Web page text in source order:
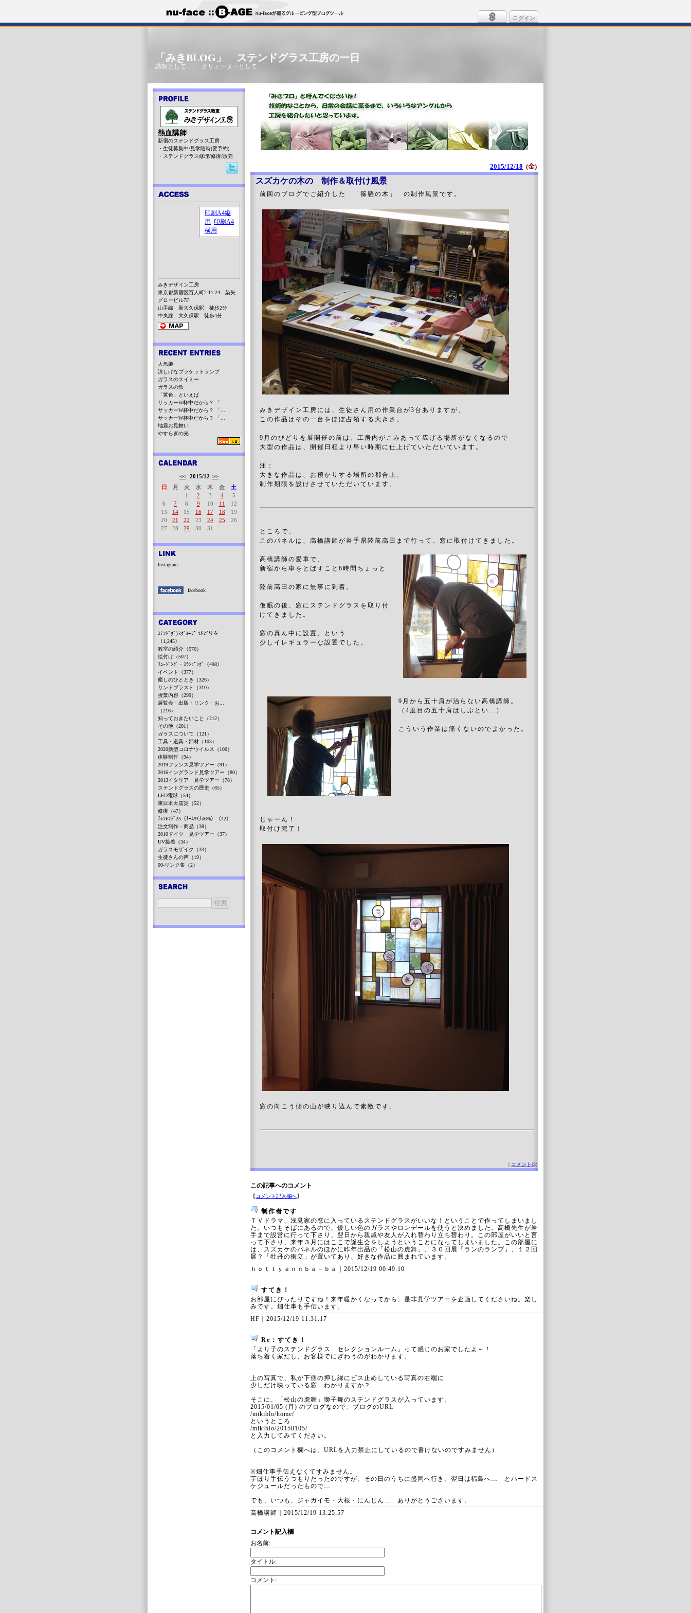
ログイン
「みきBLOG」 ステンドグラス工房の一日
講師として･･･ クリエーターとして･･･
2015/12/18 (金)
スズカケの木の 制作＆取付け風景
前回のブログでご紹介した 「篠懸の木」 の制作風景です。
みきデザイン工房には、生徒さん用の作業台が3台ありますが、
この作品はその一台をほぼ占領する大きさ。
9月のびどりを展開催の前は、工房内がこみあって広げる場所がなくなるので
大型の作品は、開催日程より早い時期に仕上げていただいています。
注：
大きな作品は、お預かりする場所の都合上、
制作期限を設けさせていただいています。
ところで、
このパネルは、高橋講師が岩手県陸前高田まで行って、窓に取付けてきました。
高橋講師の愛車で、
新宿から車をとばすこと6時間ちょっと
陸前高田の家に無事に到着。
仮眠の後、窓にステンドグラスを取り付
けてきました。
窓の真ん中に設置、という
少しイレギュラーな設置でした。
9月から五十肩が治らない高橋講師。
（4度目の五十肩はしぶとい…）
こういう作業は痛くないのでよかった。
じゃーん！
取付け完了！
窓の向こう側の山が映り込んで素敵です。
| コメント(3)
この記事へのコメント
【コメント記入欄へ】
制作者です
ＴＶドラマ、浅見家の窓に入っているステンドグラスがいいな！ということで作ってしまいまし
た。いつもそばにあるので、優しい色のガラスやロンデールを使うと決めました。高橋先生が岩
手まで設営に行って下さり、翌日から親戚や友人が入れ替わり立ち替わり。この部屋がいいと言
って下さり、来年３月にはここで誕生会をしようということになってしまいました。この部屋に
は、スズカケのパネルのほかに昨年出品の「松山の虎舞」、３０回展「ランのランプ」、１２回
展？「牡丹の衝立」が置いてあり、好きな作品に囲まれています。
ｈｏｔｔｙａｎｎｂａ－ｂａ｜ 2015/12/19 00:49:10
すてき！
お部屋にぴったりですね！来年暖かくなってから、是非見学ツアーを企画してくださいね。楽し
みです。畑仕事も手伝います。
HF｜ 2015/12/19 11:31:17
Re：すてき！
「より子のステンドグラス セレクションルーム」って感じのお家でしたよ～！
落ち着く家だし、お客様でにぎわうのがわかります。
上の写真で、私が下側の押し縁にビス止めしている写真の右端に
少しだけ映っている窓 わかりますか？
そこに、「松山の虎舞」獅子舞のステンドグラスが入っています。
2015/01/05 (月) のブログなので、ブログのURL
/mikiblo/home/
というところ
/mikiblo/20150105/
と入力してみてください。
（このコメント欄へは、URLを入力禁止にしているので書けないのですみません）
※畑仕事手伝えなくてすみません。
芋ほり手伝うつもりだったのですが、その日のうちに盛岡へ行き、翌日は福島へ… とハードス
ケジュールだったもので…
でも、いつも、ジャガイモ・大根・にんじん… ありがとうございます。
高橋講師｜ 2015/12/19 13:25:57
コメント記入欄
お名前:
タイトル:
コメント:
熱血講師
新宿のステンドグラス工房
・生徒募集中/見学随時(要予約)
・ステンドグラス修理/修復/販売
みきデザイン工房
東京都新宿区百人町2-11-24 染矢
グロービル7F
山手線 新大久保駅 徒歩2分
中央線 大久保駅 徒歩4分
人魚姫
涼しげなブラケットランプ
ガラスのスイミー
ガラスの魚
「黄色」といえば
サッカーW杯中だから？ 「...
サッカーW杯中だから？ 「...
サッカーW杯中だから？ 「...
地震お見舞い
やすらぎの光
<< 2015/12 >>
日
月 火 水 木 金
土
1
2 3 4
5
6
7 8 9 10 11
12
13
14 15 16 17 18
19
20
21 22 23 24 25
26
27
28 29 30 31
Instagram
facebook
ｽﾃﾝﾄﾞｸﾞﾗｽｸﾞﾙｰﾌﾟ びどりを
（1,245）
教室の紹介（576）
絵付け（507）
ﾌｭｰｼﾞﾝｸﾞ・ｽﾗﾝﾋﾟﾝｸﾞ（498）
イベント（377）
癒しのひととき（326）
サンドブラスト（310）
授業内容（299）
展覧会・出版・リンク・お...
（216）
知っておきたいこと（212）
その他（201）
ガラスについて（121）
工具・道具・部材（103）
2020新型コロナウイルス（100）
体験制作（94）
2019フランス見学ツアー（91）
2016イングランド見学ツアー（80）
2013イタリア 見学ツアー（78）
ステンドグラスの歴史（65）
LED電球（54）
東日本大震災（52）
修復（47）
ﾁｬﾝﾚﾝｼﾞ25（ﾁｰﾑﾏｲﾅｽ6%）（42）
注文制作・商品（38）
2010ドイツ 見学ツアー（37）
UV接着（34）
ガラスモザイク（33）
生徒さんの声（19）
00-リンク集（2）